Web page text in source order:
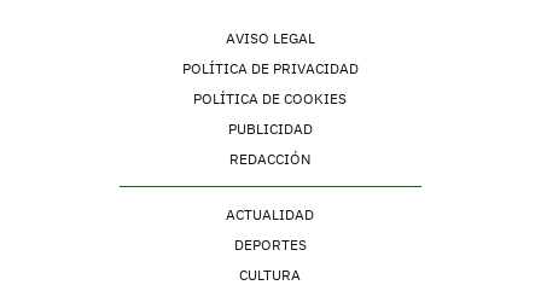
AVISO LEGAL
POLÍTICA DE PRIVACIDAD
POLÍTICA DE COOKIES
PUBLICIDAD
REDACCIÓN
ACTUALIDAD
DEPORTES
CULTURA